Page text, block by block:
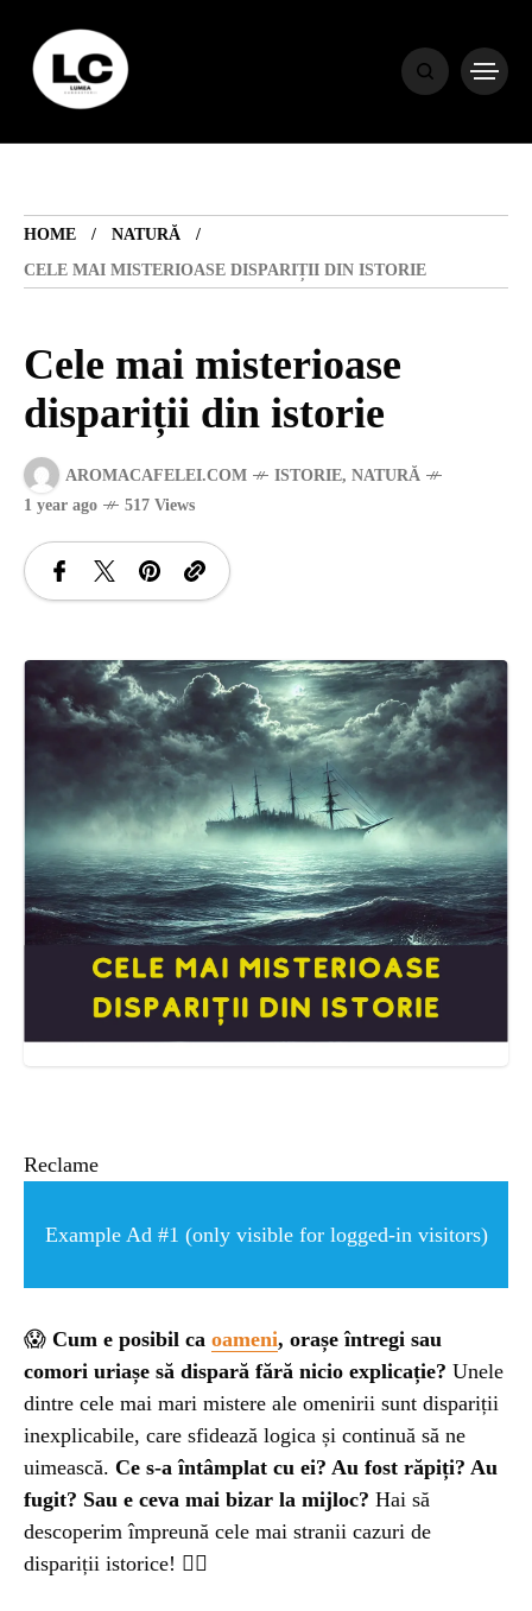
HOME
NATURĂ
CELE MAI MISTERIOASE DISPARIȚII DIN ISTORIE
Cele mai misterioase
dispariții din istorie
AROMACAFELEI.COM ISTORIE, NATURĂ
1 year ago
517 Views
Reclame
Example Ad #1 (only visible for logged-in visitors)
😱 Cum e posibil ca oameni, orașe întregi sau
comori uriașe să dispară fără nicio explicație? Unele
dintre cele mai mari mistere ale omenirii sunt dispariții
inexplicabile, care sfidează logica și continuă să ne
uimească. Ce s-a întâmplat cu ei? Au fost răpiți? Au
fugit? Sau e ceva mai bizar la mijloc? Hai să
descoperim împreună cele mai stranii cazuri de
dispariții istorice! 🕵️‍♂️
HOME
BLOG
HOROSCOP
ENGLISH
CONTENT
TRAVEL
SANATATE
SI
INGRIJIRE
ISTORIE
NATURĂ
STIRI
ȘTIINȚA
ANIMALE
OAMENI
INSTALEAZ
A
APLICATIA